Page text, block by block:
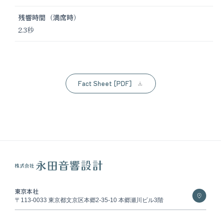
残響時間（満席時）
2.3秒
Fact Sheet [PDF]
東京本社
〒113-0033 東京都文京区本郷2-35-10 本郷瀬川ビル3階